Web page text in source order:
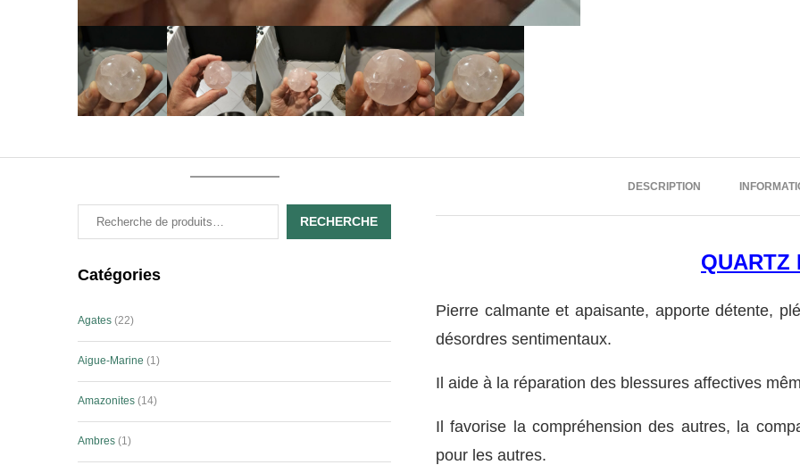
DESCRIPTION
QUARTZ
Pierre calmante et apaisante, apporte détente,
désordres sentimentaux.
Il aide à la réparation des blessures affectives
Il favorise la compréhension des autres, la
pour les autres.
RECHERCHE
Catégories
Agates 22
Aigue-Marine 1
Amazonites 14
Ambres 1